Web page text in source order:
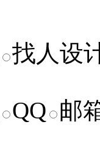
找人设
QQ 邮